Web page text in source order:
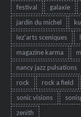
festival
galaxie
jardin du michel
lez'arts sceniques
magazine karma
nancy jazz pulsations
rock
rock a field
sonic visions
zenith